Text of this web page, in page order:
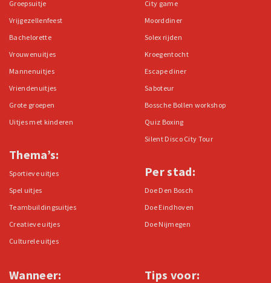
Groepsuitje
Vrijgezellenfeest
Bachelorette
Vrouwenuitjes
Mannenuitjes
Vriendenuitjes
Grote groepen
Uitjes met kinderen
Thema’s:
Sportieve uitjes
Spel uitjes
Teambuildingsuitjes
Creatieve uitjes
Culturele uitjes
City game
Moorddiner
Solex rijden
Kroegentocht
Escape diner
Saboteur
Bossche Bollen workshop
Quiz Boxing
Silent Disco City Tour
Per stad:
Doe Den Bosch
Doe Eindhoven
Doe Nijmegen
Wanneer: Tips voor: